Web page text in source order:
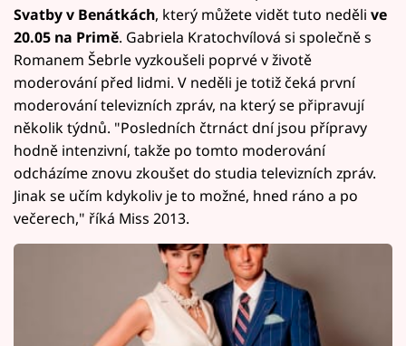
Svatby v Benátkách, který můžete vidět tuto neděli ve
20.05 na Primě. Gabriela Kratochvílová si společně s
Romanem Šebrle vyzkoušeli poprvé v životě
moderování před lidmi. V neděli je totiž čeká první
moderování televizních zpráv, na který se připravují
několik týdnů. "Posledních čtrnáct dní jsou přípravy
hodně intenzivní, takže po tomto moderování
odcházíme znovu zkoušet do studia televizních zpráv.
Jinak se učím kdykoliv je to možné, hned ráno a po
večerech," říká Miss 2013.